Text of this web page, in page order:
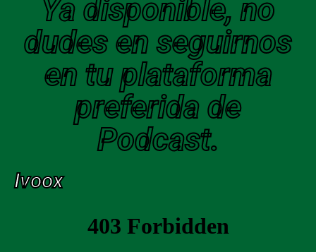
Ya disponible, no
dudes en seguirnos
en tu plataforma
preferida de
Podcast.
Ivoox